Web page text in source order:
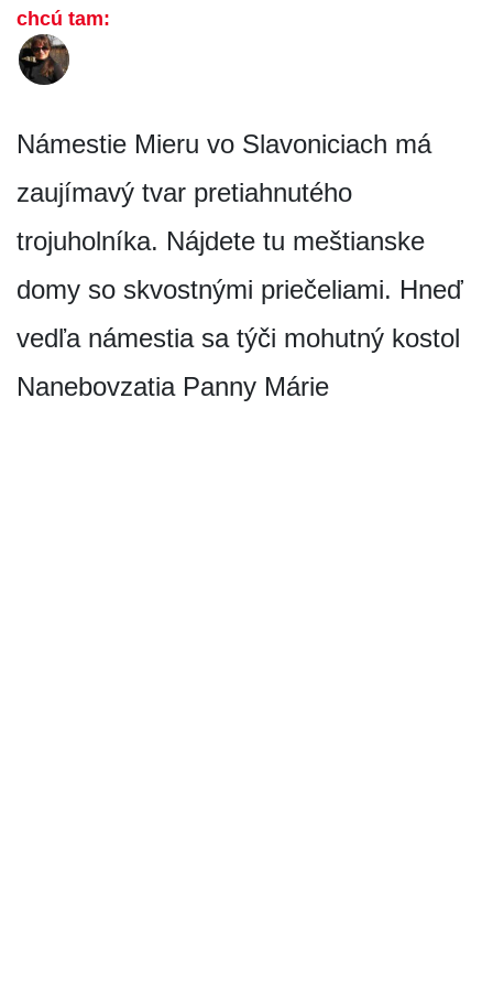
chcú tam:
Námestie Mieru vo Slavoniciach má
zaujímavý tvar pretiahnutého
trojuholníka. Nájdete tu meštianske
domy so skvostnými priečeliami. Hneď
vedľa námestia sa týči mohutný kostol
Nanebovzatia Panny Márie